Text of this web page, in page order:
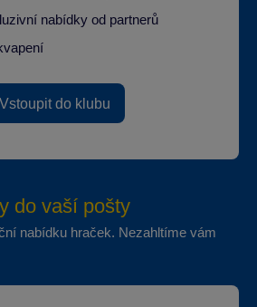
nabídky od partnerů
Vstoupit do klubu
do vaší pošty
nabídku hraček. Nezahltíme vám